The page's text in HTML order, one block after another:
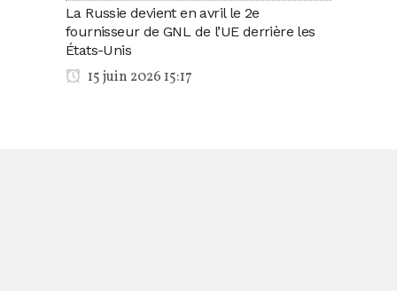
La Russie devient en avril le 2e
fournisseur de GNL de l’UE derrière les
États-Unis
15 juin 2026 15:17